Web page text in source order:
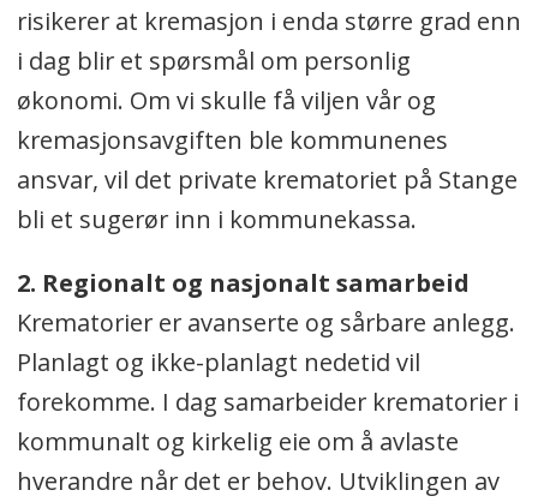
risikerer at kremasjon i enda større grad enn
i dag blir et spørsmål om personlig
økonomi. Om vi skulle få viljen vår og
kremasjonsavgiften ble kommunenes
ansvar, vil det private krematoriet på Stange
bli et sugerør inn i kommunekassa.
2. Regionalt og nasjonalt samarbeid
Krematorier er avanserte og sårbare anlegg.
Planlagt og ikke-planlagt nedetid vil
forekomme. I dag samarbeider krematorier i
kommunalt og kirkelig eie om å avlaste
hverandre når det er behov. Utviklingen av